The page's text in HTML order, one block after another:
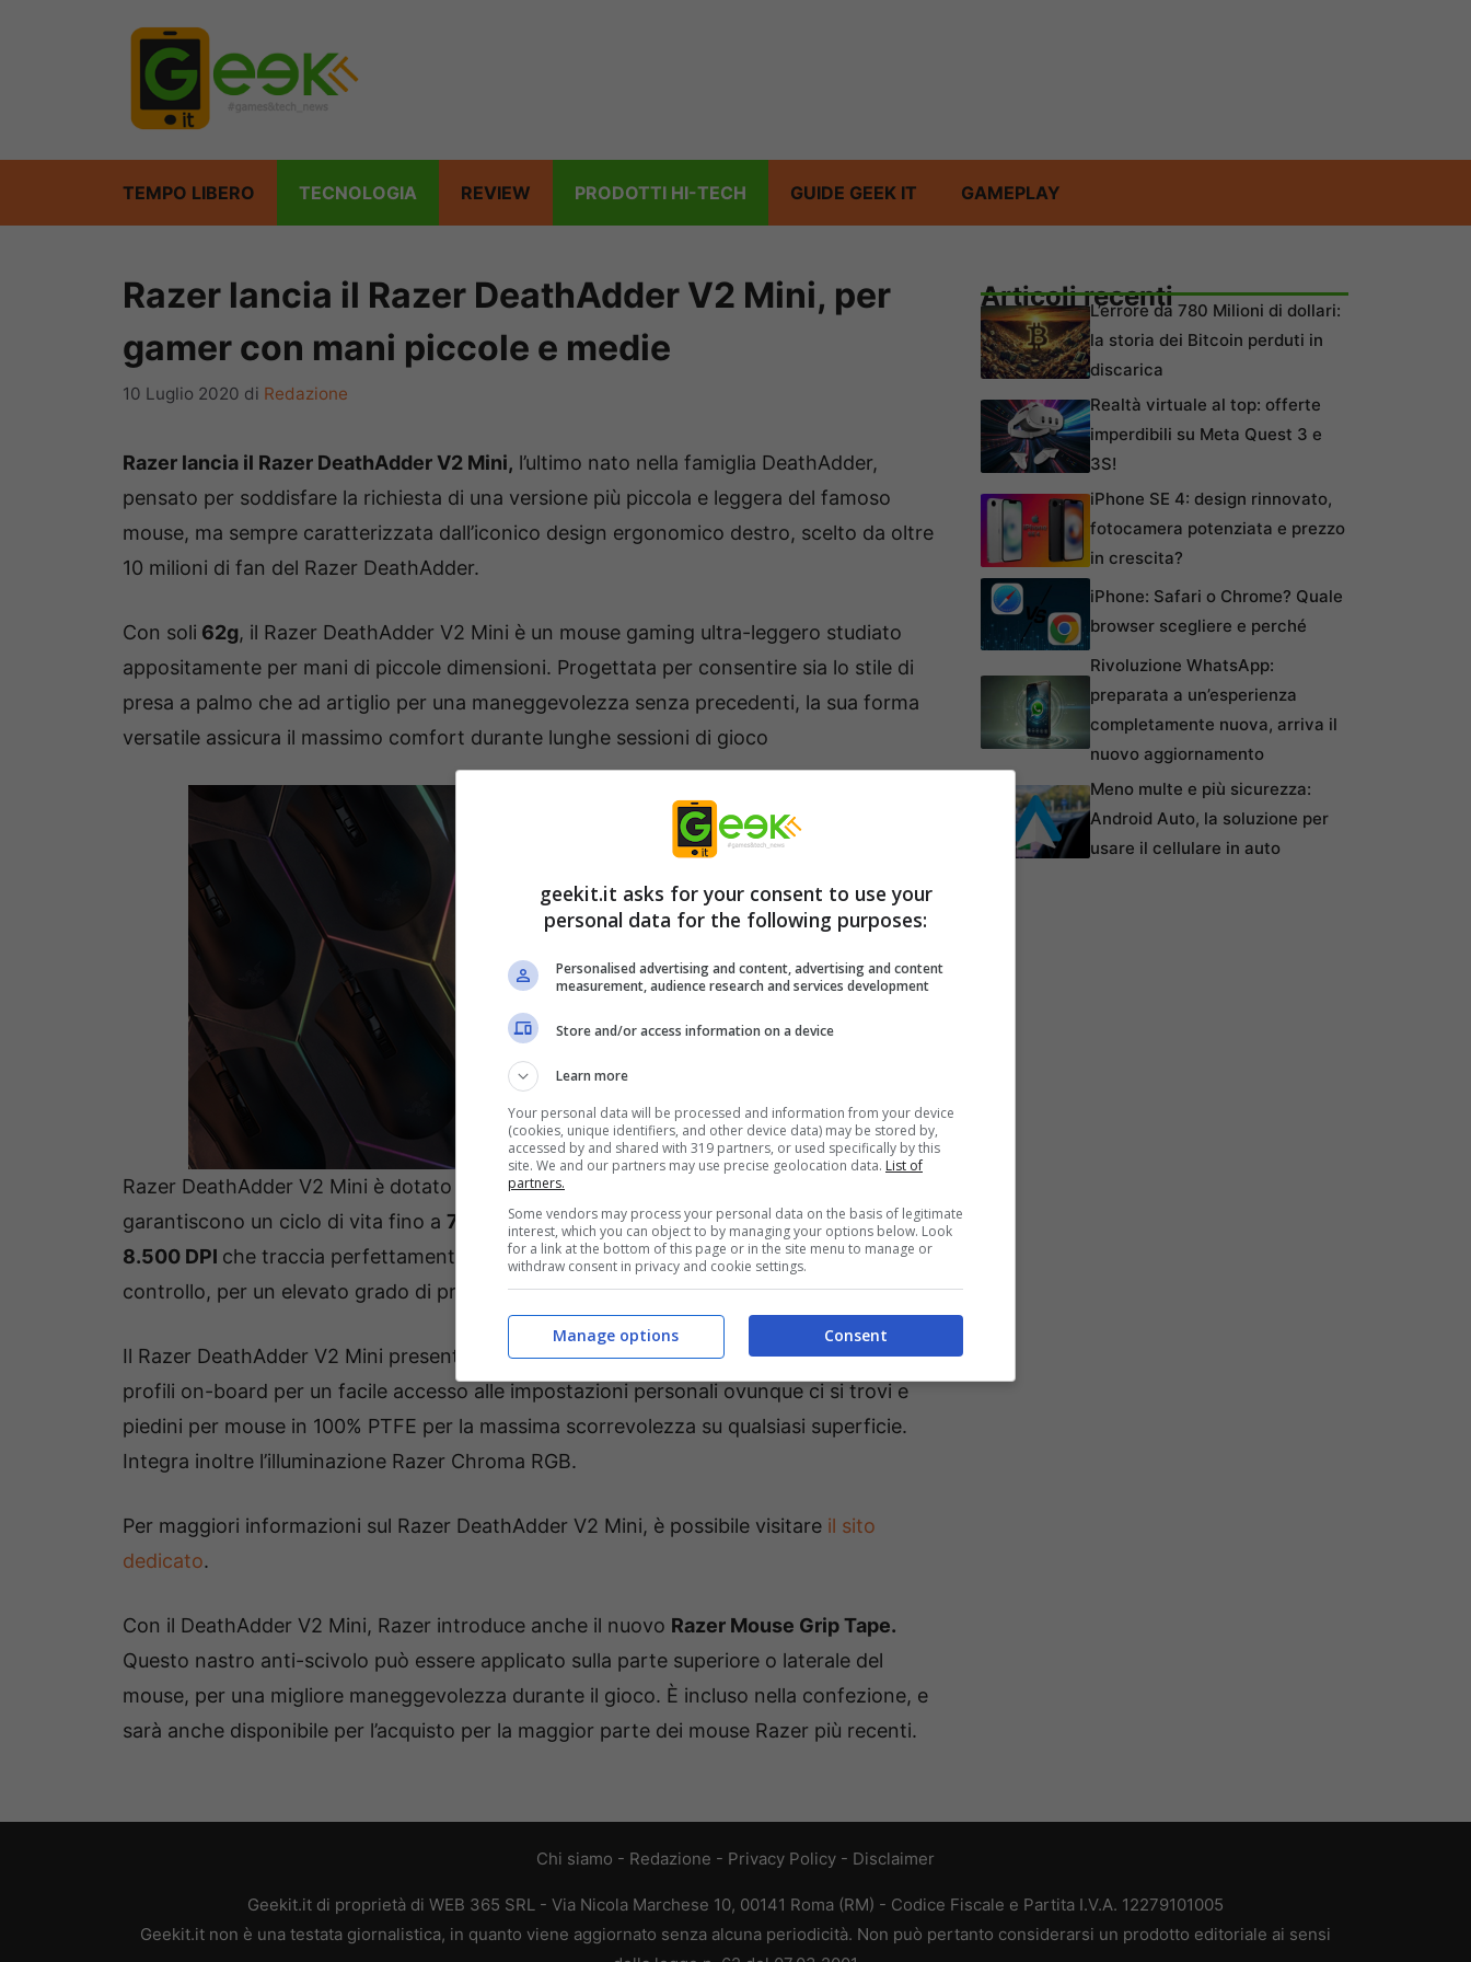
TEMPO LIBERO TECNOLOGIA REVIEW PRODOTTI HI-TECH GUIDE GEEK IT GAMEPLAY
Razer lancia il Razer DeathAdder V2 Mini, per
gamer con mani piccole e medie
10 Luglio 2020 di Redazione
Razer lancia il Razer DeathAdder V2 Mini, l’ultimo nato nella famiglia DeathAdder,
pensato per soddisfare la richiesta di una versione più piccola e leggera del famoso
mouse, ma sempre caratterizzata dall’iconico design ergonomico destro, scelto da oltre
10 milioni di fan del Razer DeathAdder.
Con soli 62g, il Razer DeathAdder V2 Mini è un mouse gaming ultra-leggero studiato
appositamente per mani di piccole dimensioni. Progettata per consentire sia lo stile di
presa a palmo che ad artiglio per una maneggevolezza senza precedenti, la sua forma
versatile assicura il massimo comfort durante lunghe sessioni di gioco
Razer DeathAdder V2 Mini è dotato degli iconici optical mouse switch di Razer, che
garantiscono un ciclo di vita fino a 70 milioni di clic.Dispone di un sensore ottico da
8.500 DPI che traccia perfettamente il movimento del mouse senza perdita di
controllo, per un elevato grado di precisione.
Il Razer DeathAdder V2 Mini presenta sei pulsanti programmabili,
archiviazione dei
profili on-board per un facile accesso alle impostazioni personali ovunque ci si trovi e
piedini per mouse in 100% PTFE per la massima scorrevolezza su qualsiasi superficie.
Integra inoltre l’illuminazione Razer Chroma RGB.
Per maggiori informazioni sul Razer DeathAdder V2 Mini, è possibile visitare il sito
dedicato.
Con il DeathAdder V2 Mini, Razer introduce anche il nuovo Razer Mouse Grip Tape.
Questo nastro anti-scivolo può essere applicato sulla parte superiore o laterale del
mouse, per una migliore maneggevolezza durante il gioco. È incluso nella confezione, e
sarà anche disponibile per l’acquisto per la maggior parte dei mouse Razer più recenti.
Articoli recentiL’errore da 780 Milioni di dollari:
la storia dei Bitcoin perduti in
discarica
Realtà virtuale al top: offerte
imperdibili su Meta Quest 3 e
3S!
iPhone SE 4: design rinnovato,
fotocamera potenziata e prezzo
in crescita?
iPhone: Safari o Chrome? Quale
browser scegliere e perché
Rivoluzione WhatsApp:
preparata a un’esperienza
completamente nuova, arriva il
nuovo aggiornamento
Meno multe e più sicurezza:
Android Auto, la soluzione per
usare il cellulare in auto
Chi siamo - Redazione - Privacy Policy - Disclaimer
Geekit.it di proprietà di WEB 365 SRL - Via Nicola Marchese 10, 00141 Roma (RM) - Codice Fiscale e Partita I.V.A. 12279101005
Geekit.it non è una testata giornalistica, in quanto viene aggiornato senza alcuna periodicità. Non può pertanto considerarsi un prodotto editoriale ai sensi
geekit.it asks for your consent to use your
personal data for the following purposes:
Personalised advertising and content, advertising and content
measurement, audience research and services development
Store and/or access information on a device
Learn more
Your personal data will be processed and information from your device
(cookies, unique identifiers, and other device data) may be stored by,
accessed by and shared with 319 partners, or used specifically by this
site. We and our partners may use precise geolocation data. List of
partners.
Some vendors may process your personal data on the basis of legitimate
interest, which you can object to by managing your options below. Look
for a link at the bottom of this page or in the site menu to manage or
withdraw consent in privacy and cookie settings.
Consent
Manage options